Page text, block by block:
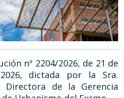
nº 2204/2026, de 21 de
dictada por la Sra.
Directora de la Gerencia